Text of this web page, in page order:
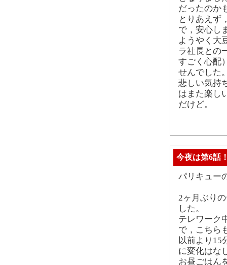
だったのか
とりあえず
で，安心し
ようやく大
ラ社長との
すごく心配
せんでした
悲しい気持
はまた楽し
だけど。
今夜は第6話
パリキュー
2ヶ月ぶり
した。
テレワーク
で，こちら
以前より15
に変化はな
お昼ごはん